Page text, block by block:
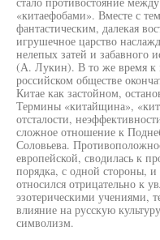
«китаефобами». Вместе с
фантастическим, далекая
игрушечное царство
нелепых затей и забавного
(А. Лукин). В то же время к
российском обществе
Китае как застойном,
Термины «китайщина»,
отсталости,
сложное отношение к
Соловьева.
европейской, сводилась к
порядка, с одной стороны,
относился отрицательно к
эзотерическими учениями,
влияние на русскую
символизм.